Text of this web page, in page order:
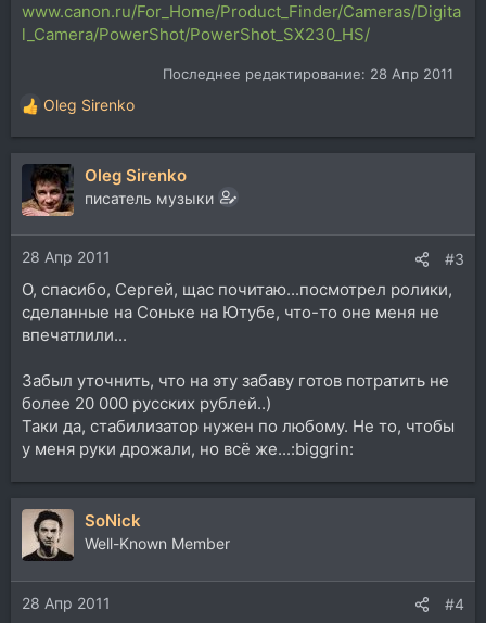
www.canon.ru/For_Home/Product_Finder/Cameras/Digita
l_Camera/PowerShot/PowerShot_SX230_HS/
Последнее редактирование: 28 Апр 2011
Р
е
а
ц
и
и
:
Oleg Sirenko
Oleg Sirenko
писатель музыки
28 Апр 2011 #3
О, спасибо, Сергей, щас почитаю...посмотрел ролики,
сделанные на Соньке на Ютубе, что-то оне меня не
впечатлили...
Забыл уточнить, что на эту забаву готов потратить не
более 20 000 русских рублей..)
Таки да, стабилизатор нужен по любому. Не то, чтобы
у меня руки дрожали, но всё же...:biggrin:
SoNick
Well-Known Member
28 Апр 2011 #4